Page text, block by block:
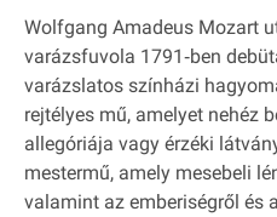
Wolfgang Amadeus Mozart
varázsfuvola 1791‐ben
varázslatos színházi
rejtélyes mű, amelyet nehéz
allegóriája vagy érzéki
mestermű, amely mesebeli
valamint az emberiségről és